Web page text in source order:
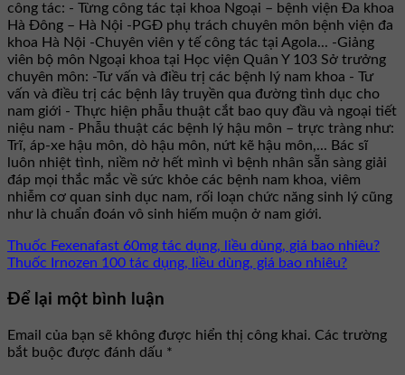
công tác: - Từng công tác tại khoa Ngoại – bệnh viện Đa khoa
Hà Đông – Hà Nội -PGĐ phụ trách chuyên môn bệnh viện đa
khoa Hà Nội -Chuyên viên y tế công tác tại Agola... -Giảng
viên bộ môn Ngoại khoa tại Học viện Quân Y 103 Sở trưởng
chuyên môn: -Tư vấn và điều trị các bệnh lý nam khoa - Tư
vấn và điều trị các bệnh lây truyền qua đường tình dục cho
nam giới - Thực hiện phẫu thuật cắt bao quy đầu và ngoại tiết
niệu nam - Phẫu thuật các bệnh lý hậu môn – trực tràng như:
Trĩ, áp-xe hậu môn, dò hậu môn, nứt kẽ hậu môn,... Bác sĩ
luôn nhiệt tình, niềm nở hết mình vì bệnh nhân sẵn sàng giải
đáp mọi thắc mắc về sức khỏe các bệnh nam khoa, viêm
nhiễm cơ quan sinh dục nam, rối loạn chức năng sinh lý cũng
như là chuẩn đoán vô sinh hiếm muộn ở nam giới.
Thuốc Fexenafast 60mg tác dụng, liều dùng, giá bao nhiêu?
Thuốc Irnozen 100 tác dụng, liều dùng, giá bao nhiêu?
Để lại một bình luận
Email của bạn sẽ không được hiển thị công khai. Các trường
bắt buộc được đánh dấu *